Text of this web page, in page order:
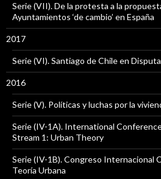
Serie (VII). De la protesta a la
Ayuntamientos ‘de cambio’ en España
2017
Serie (VI). Santiago de Chile en Disputa
2016
Serie (V). Políticas y luchas por la
Serie (IV-1A). International
Stream 1: Urban Theory
Serie (IV-1B). Congreso Internacional
Teoría Urbana